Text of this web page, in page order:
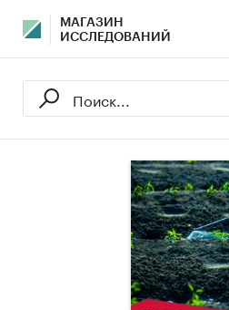
МАГАЗИН
ИССЛЕДОВАНИЙ